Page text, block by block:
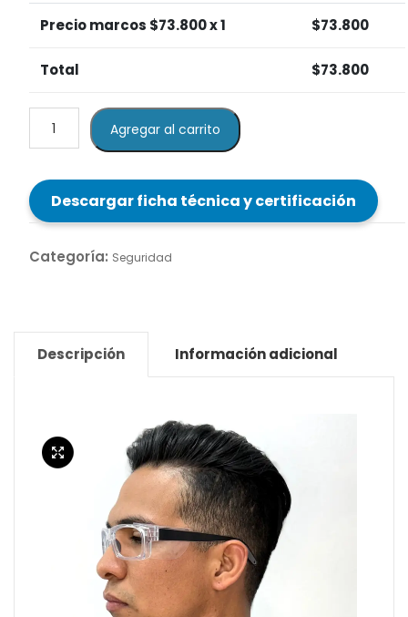
Precio marcos $73.800x 1 $73.800
Total $73.800
Rodenstock
–
SEG
28
cantidad
Agregar al carrito
Descargar ficha técnica y certificación
Categoría: Seguridad
Descripción Información adicional